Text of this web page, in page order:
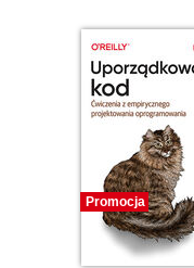
Promocja